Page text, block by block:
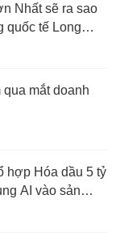
Nhất sẽ ra sao
quốc tế Long
mắt doanh
hợp Hóa dầu 5 tỷ
AI vào sản